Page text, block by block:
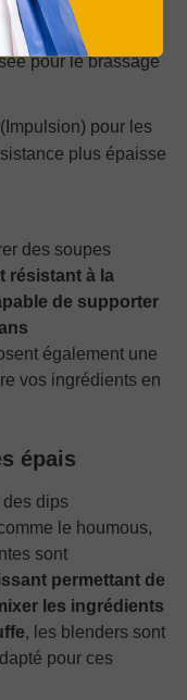
pour le brassage
pour les
plus épaisse
des soupes
résistant à la
de supporter
également une
vos ingrédients en
épais
des dips
le houmous,
sont
permettant de
les ingrédients
, les blenders sont
pour ces